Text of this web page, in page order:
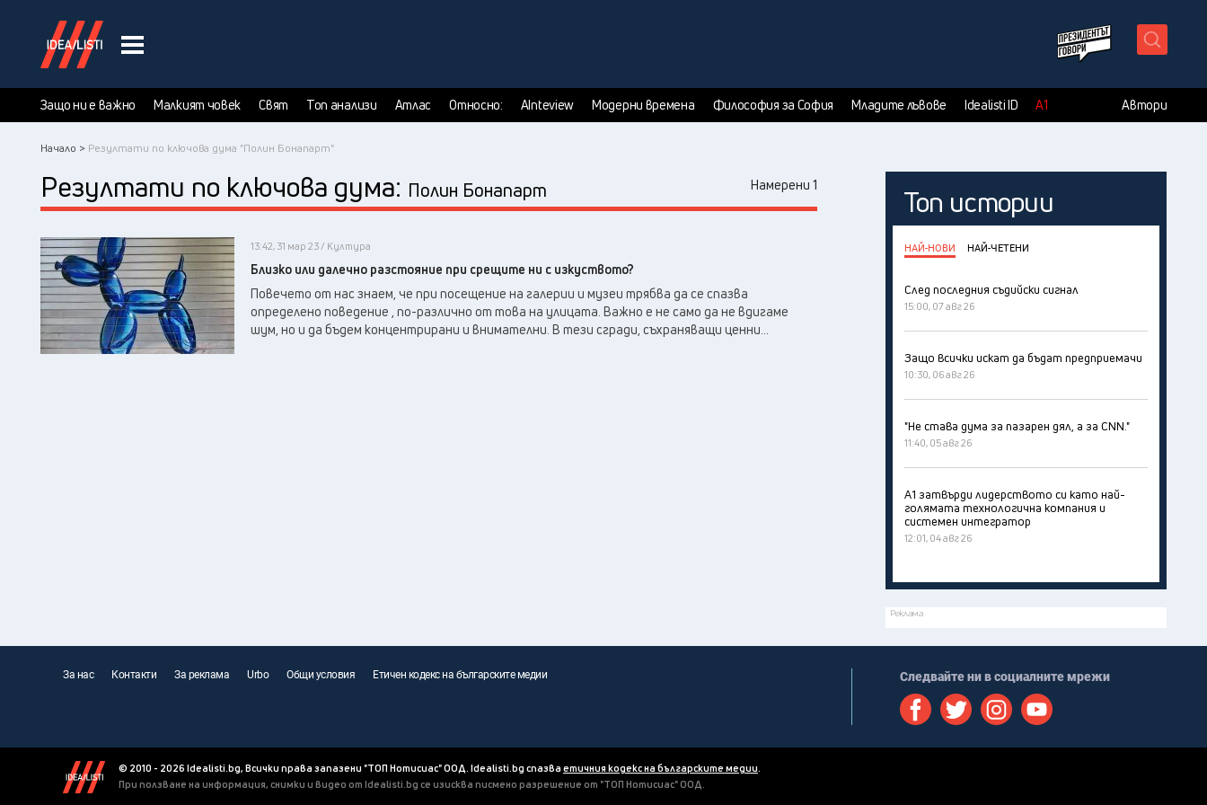
Защо ни е важно Малкият човек Свят Топ анализи Атлас Относно: AInteview Модерни времена Философия за София Младите лъвове Idealisti ID А1 Автори
Начало > Резултати по ключова дума "Полин Бонапарт"
Резултати по ключова дума: Полин Бонапарт Намерени 1
13:42, 31 мар 23 / Култура
Близко или далечно разстояние при срещите ни с изкуството?
Повечето от нас знаем, че при посещение на галерии и музеи трябва да се спазва
определено поведение , по-различно от това на улицата. Важно е не само да не вдигаме
шум, но и да бъдем концентрирани и внимателни. В тези сгради, съхраняващи ценни...
Топ истории
НАЙ-НОВИ НАЙ-ЧЕТЕНИ
След последния съдийски сигнал
15:00, 07 авг 26
Защо всички искат да бъдат предприемачи
10:30, 06 авг 26
"Не става дума за пазарен дял, а за CNN."
11:40, 05 авг 26
А1 затвърди лидерството си като най-
голямата технологична компания и
системен интегратор
12:01, 04 авг 26
Реклама
За нас Контакти За реклама Urbo Общи условия Етичен кодекс на българските медии Следвайте ни в социалните мрежи
© 2010 - 2026 Idealisti.bg, Всички права запазени "ТОП Нотисиас" ООД. Idealisti.bg спазва етичния кодекс на българските медии.
При ползване на информация, снимки и видео от Idealisti.bg се изисква писмено разрешение от "ТОП Нотисиас" ООД.